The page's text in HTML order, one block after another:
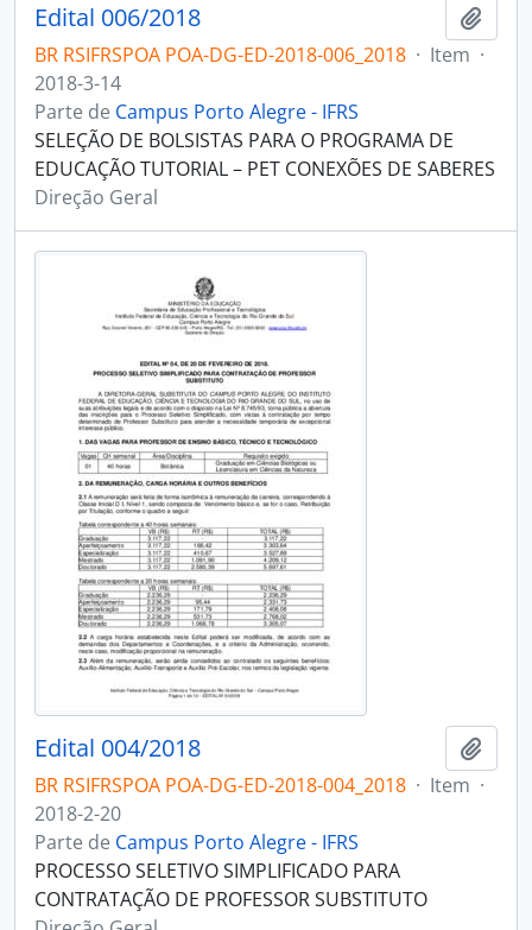
Edital 006/2018
BR RSIFRSPOA POA-DG-ED-2018-006_2018 · Item ·
2018-3-14
Parte de Campus Porto Alegre - IFRS
SELEÇÃO DE BOLSISTAS PARA O PROGRAMA DE
EDUCAÇÃO TUTORIAL – PET CONEXÕES DE SABERES
Direção Geral
Edital 004/2018
BR RSIFRSPOA POA-DG-ED-2018-004_2018 · Item ·
2018-2-20
Parte de Campus Porto Alegre - IFRS
PROCESSO SELETIVO SIMPLIFICADO PARA
CONTRATAÇÃO DE PROFESSOR SUBSTITUTO